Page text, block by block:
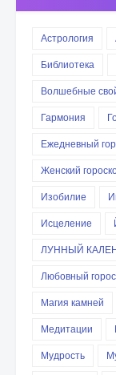
Астрология
Библиотека
Волшебные
Гармония
Ежедневный
Женский
Изобилие
Исцеление
ЛУННЫЙ
Любовный
Магия камней
Медитации
Мудрость